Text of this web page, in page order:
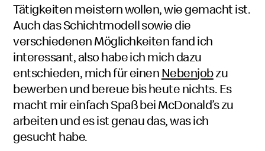
Tätigkeiten meistern wollen, wie gemacht ist.
Auch das Schichtmodell sowie die
verschiedenen Möglichkeiten fand ich
interessant, also habe ich mich dazu
entschieden, mich für einenNebenjobzu
bewerben und bereue bis heute nichts. Es
macht mir einfach Spaß beiMcDonald’szu
arbeiten und es ist genau das, was ich
gesucht habe.